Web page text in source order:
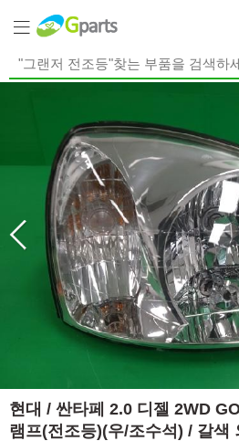
현대 / 싼타페 2.0 디젤 2WD
램프(전조등)(우/조수석) / 갈색